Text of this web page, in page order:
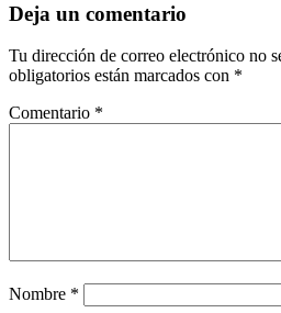
Deja un comentario
Tu dirección de correo electrónico no
obligatorios están marcados con *
Comentario *
Nombre *